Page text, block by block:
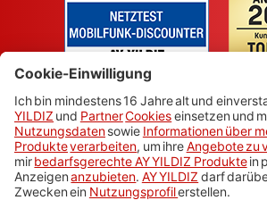
Handys und Tarife